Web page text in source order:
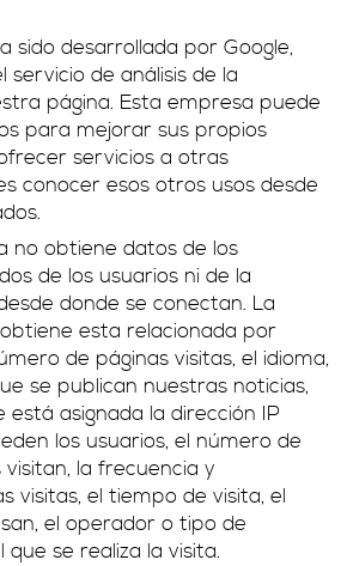
sido desarrollada por Google,
servicio de análisis de la
página. Esta empresa puede
para mejorar sus propios
servicios a otras
conocer esos otros usos desde
no obtiene datos de los
de los usuarios ni de la
donde se conectan. La
esta relacionada por
de páginas visitas, el idioma,
se publican nuestras noticias,
está asignada la dirección IP
los usuarios, el número de
la frecuencia y
visitas, el tiempo de visita, el
el operador o tipo de
se realiza la visita.